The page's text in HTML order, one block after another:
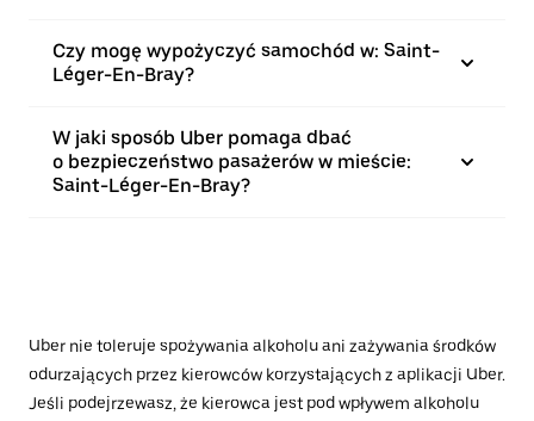
Czy mogę wypożyczyć samochód w: Saint-
Léger-En-Bray?
W jaki sposób Uber pomaga dbać
o bezpieczeństwo pasażerów w mieście:
Saint-Léger-En-Bray?
Uber nie toleruje spożywania alkoholu ani zażywania środków
odurzających przez kierowców korzystających z aplikacji Uber.
Jeśli podejrzewasz, że kierowca jest pod wpływem alkoholu